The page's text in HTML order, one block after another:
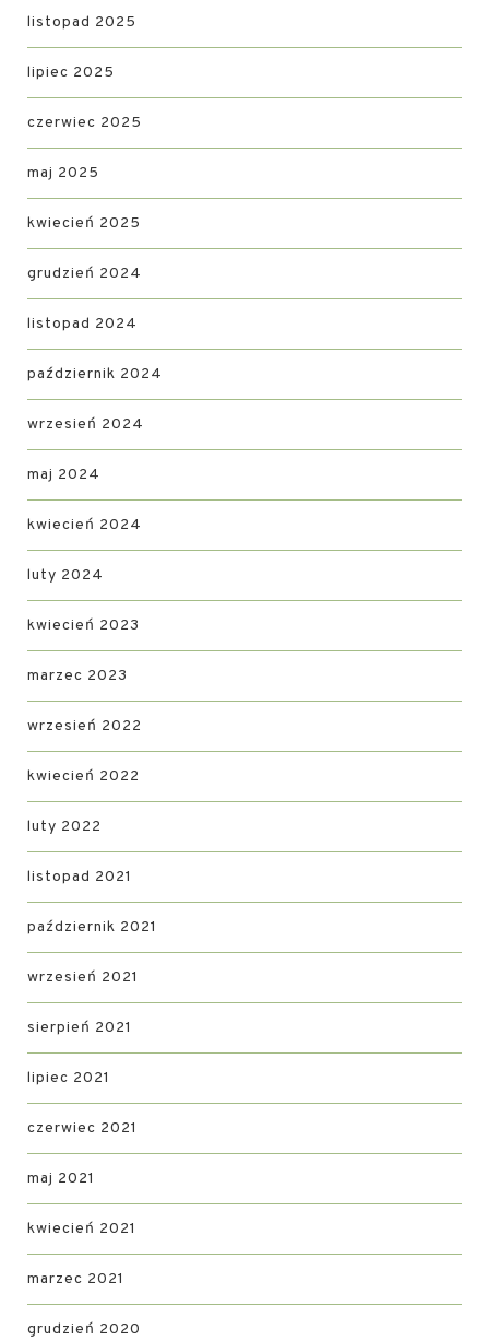
listopad 2025
lipiec 2025
czerwiec 2025
maj 2025
kwiecień 2025
grudzień 2024
listopad 2024
październik 2024
wrzesień 2024
maj 2024
kwiecień 2024
luty 2024
kwiecień 2023
marzec 2023
wrzesień 2022
kwiecień 2022
luty 2022
listopad 2021
październik 2021
wrzesień 2021
sierpień 2021
lipiec 2021
czerwiec 2021
maj 2021
kwiecień 2021
marzec 2021
grudzień 2020